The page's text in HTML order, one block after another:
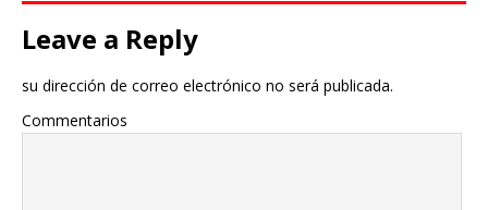
Leave a Reply
su dirección de correo electrónico no será publicada.
Commentarios